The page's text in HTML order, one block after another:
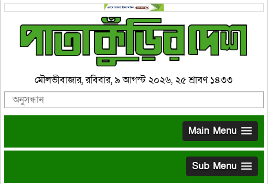
মৌলভীবাজার, রবিবার, ৯ আগস্ট ২০২৬, ২৫ শ্রাবণ ১৪৩৩
Main Menu
Sub Menu